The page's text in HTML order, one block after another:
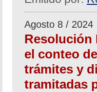
Agosto 8 / 2024
Resolución
el conteo
trámites y
tramitadas